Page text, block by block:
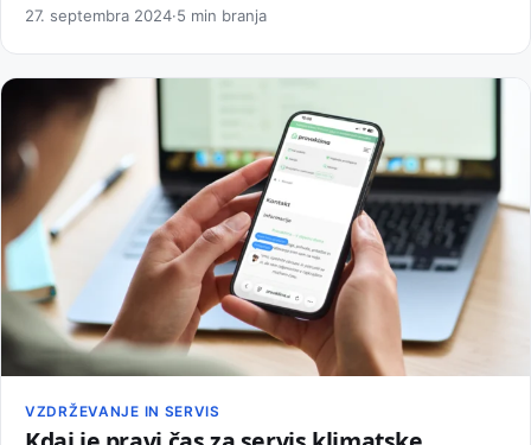
27. septembra 2024·5 min branja
VZDRŽEVANJE IN SERVIS